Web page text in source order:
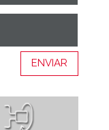
ENVIAR